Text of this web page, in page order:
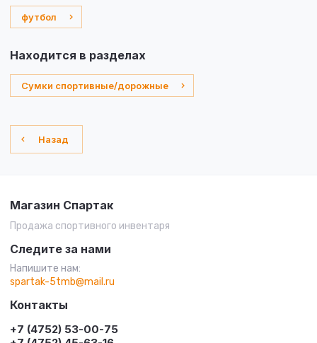
футбол
Находится в разделах
Сумки спортивные/дорожные
Назад
Магазин Спартак
Продажа спортивного инвентаря
Следите за нами
Напишите нам:
spartak-5tmb@mail.ru
Контакты
+7 (4752) 53-00-75